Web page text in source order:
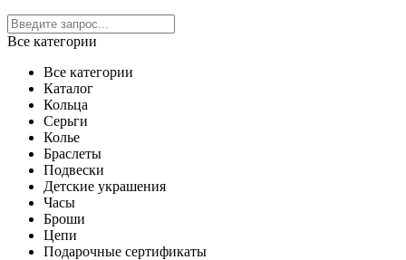
Все категории
Все категории
Каталог
Кольца
Серьги
Колье
Браслеты
Подвески
Детские украшения
Часы
Броши
Цепи
Подарочные сертификаты